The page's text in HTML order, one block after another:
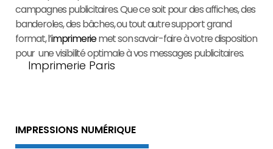
campagnes publicitaires. Que ce soit pour des affiches, des
banderoles, des bâches, ou tout autre support grand
format, l’imprimeriemet son savoir-faire à votre disposition
pour une visibilité optimale à vos messages publicitaires.
Imprimerie Paris
IMPRESSIONS NUMÉRIQUE